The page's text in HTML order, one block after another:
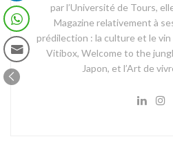
par l’Université de Tours,
Magazine relativement à
prédilection : la culture et le vin
Vitibox, Welcome to the
Japon, et l’Art de